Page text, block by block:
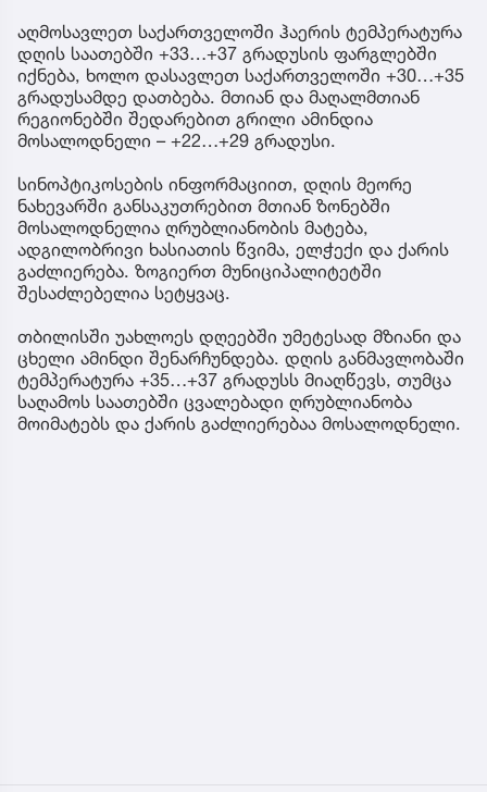
აღმოსავლეთ საქართველოში ჰაერის ტემპერატურა
დღის საათებში +33…+37 გრადუსის ფარგლებში
იქნება, ხოლო დასავლეთ საქართველოში +30…+35
გრადუსამდე დათბება. მთიან და მაღალმთიან
რეგიონებში შედარებით გრილი ამინდია
მოსალოდნელი – +22…+29 გრადუსი.
სინოპტიკოსების ინფორმაციით, დღის მეორე
ნახევარში განსაკუთრებით მთიან ზონებში
მოსალოდნელია ღრუბლიანობის მატება,
ადგილობრივი ხასიათის წვიმა, ელჭექი და ქარის
გაძლიერება. ზოგიერთ მუნიციპალიტეტში
შესაძლებელია სეტყვაც.
თბილისში უახლოეს დღეებში უმეტესად მზიანი და
ცხელი ამინდი შენარჩუნდება. დღის განმავლობაში
ტემპერატურა +35…+37 გრადუსს მიაღწევს, თუმცა
საღამოს საათებში ცვალებადი ღრუბლიანობა
მოიმატებს და ქარის გაძლიერებაა მოსალოდნელი.